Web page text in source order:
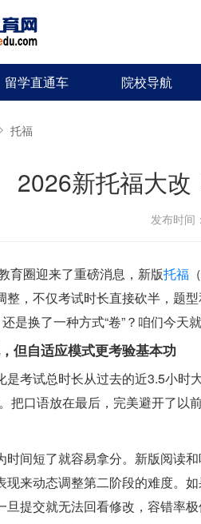
留学直通车 院校导航
托福
2026新托福大改
发布时间
育圈迎来了重磅消息，新版托福
整，不仅考试时长直接砍半，题
还是换了一种方式“卷”？咱们今
但自适应模式更考验基本功
是考试总时长从过去的近3.5小
口语放在最后，完美避开了以
时间短了就容易拿分。新版阅读
现来动态调整第二阶段的难度。
旦提交就无法回看修改，容错率